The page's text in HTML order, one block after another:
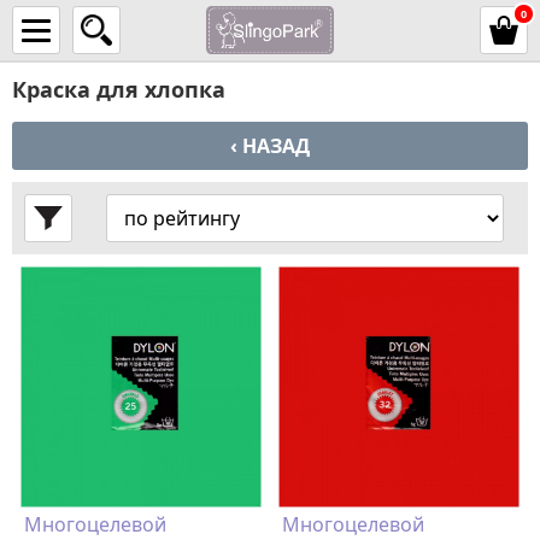
0
Краска для хлопка
‹ НАЗАД
Многоцелевой
Многоцелевой